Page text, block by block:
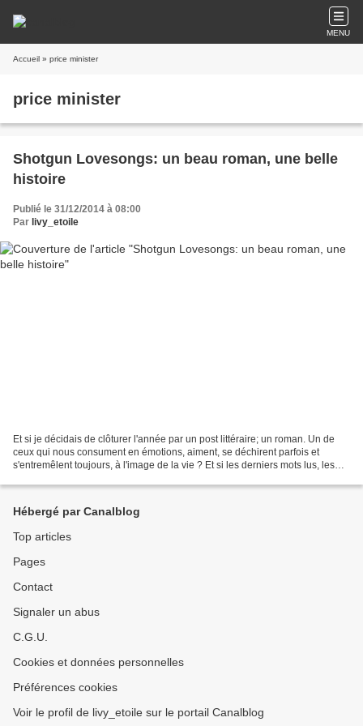
MENU
Accueil » price minister
price minister
Shotgun Lovesongs: un beau roman, une belle
histoire
Publié le 31/12/2014 à 08:00
Par livy_etoile
Et si je décidais de clôturer l'année par un post littéraire; un roman. Un de
ceux qui nous consument en émotions, aiment, se déchirent parfois et
s'entremêlent toujours, à l'image de la vie ? Et si les derniers mots lus, les
Hébergé par Canalblog
Top articles
Pages
Contact
Signaler un abus
C.G.U.
Cookies et données personnelles
Préférences cookies
Voir le profil de livy_etoile sur le portail Canalblog